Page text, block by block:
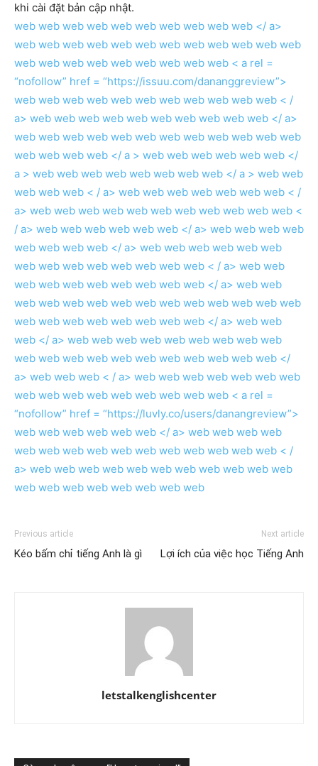
khi cài đặt bản cập nhật.
web web web web web web web web web web </ a>
web web web web web web web web web web web web
web web web web web web web web web < a rel =
“nofollow” href = “https://issuu.com/dananggreview”>
web web web web web web web web web web web < /
a> web web web web web web web web web web </ a>
web web web web web web web web web web web web
web web web web </ a > web web web web web web </
a > web web web web web web web web </ a > web web
web web web < / a> web web web web web web web < /
a> web web web web web web web web web web web <
/ a> web web web web web web </ a> web web web web
web web web web </ a> web web web web web web
web web web web web web web web < / a> web web
web web web web web web web web </ a> web web
web web web web web web web web web web web web
web web web web web web web web </ a> web web
web </ a> web web web web web web web web web
web web web web web web web web web web web </
a> web web web < / a> web web web web web web web
web web web web web web web web web < a rel =
“nofollow” href = “https://luvly.co/users/danangreview”>
web web web web web web </ a> web web web web
web web web web web web web web web web web < /
a> web web web web web web web web web web web
web web web web web web web web
Previous article
Kéo bấm chỉ tiếng Anh là gì
Next article
Lợi ích của việc học Tiếng Anh
letstalkenglishcenter